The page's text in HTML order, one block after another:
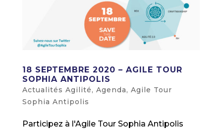
18 SEPTEMBRE 2020 – AGILE TOUR
SOPHIA ANTIPOLIS
Actualités Agilité, Agenda, Agile Tour
Sophia Antipolis
Participez à l'Agile Tour Sophia Antipolis